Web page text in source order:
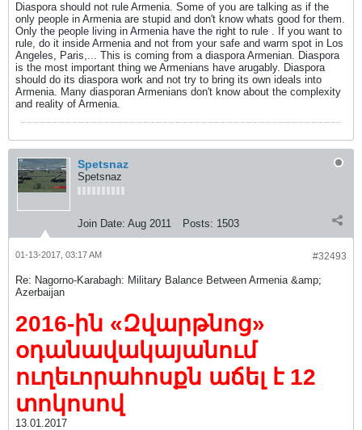
Diaspora should not rule Armenia. Some of you are talking as if the
only people in Armenia are stupid and don't know whats good for them.
Only the people living in Armenia have the right to rule . If you want to
rule, do it inside Armenia and not from your safe and warm spot in Los
Angeles, Paris,... This is coming from a diaspora Armenian. Diaspora
is the most important thing we Armenians have arugably. Diaspora
should do its diaspora work and not try to bring its own ideals into
Armenia. Many diasporan Armenians don't know about the complexity
and reality of Armenia.
Spetsnaz
Spetsnaz
Join Date: Aug 2011 Posts: 1503
#32493
01-13-2017, 03:17 AM
Re: Nagorno-Karabagh: Military Balance Between Armenia &amp;
Azerbaijan
2016-ին «Զվարթնոց»
օդանավակայանում
ուղեւորահոսքն աճել է 12
տոկոսով
13.01.2017